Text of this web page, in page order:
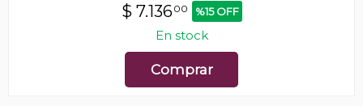
$ 7.13600 %15 OFF
En stock
Comprar